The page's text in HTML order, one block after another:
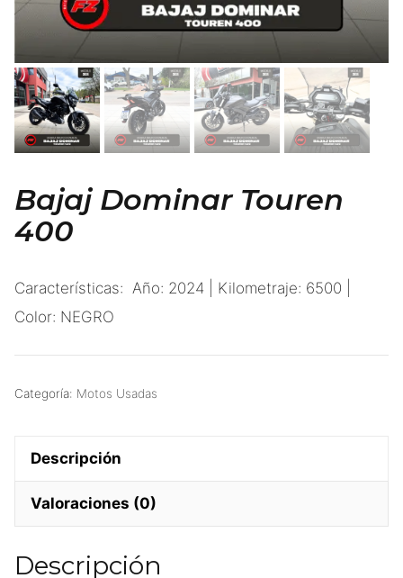
Bajaj Dominar Touren
400
Características: Año: 2024 | Kilometraje: 6500 |
Color: NEGRO
Categoría: Motos Usadas
Descripción
Valoraciones (0)
Descripción